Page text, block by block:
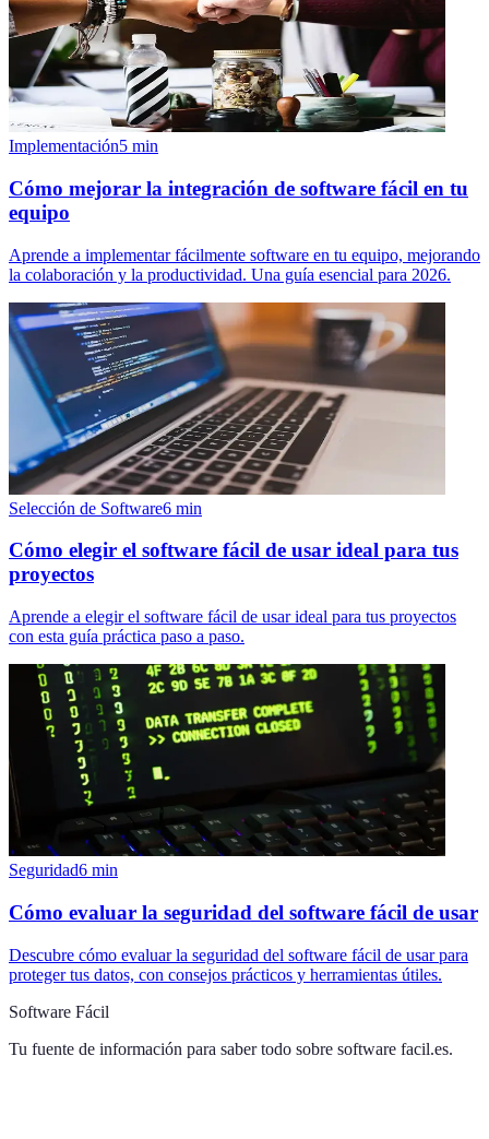
Implementación5 min
Cómo mejorar la integración de software fácil en tu
equipo
Aprende a implementar fácilmente software en tu equipo, mejorando
la colaboración y la productividad. Una guía esencial para 2026.
Selección de Software6 min
Cómo elegir el software fácil de usar ideal para tus
proyectos
Aprende a elegir el software fácil de usar ideal para tus proyectos
con esta guía práctica paso a paso.
Seguridad6 min
Cómo evaluar la seguridad del software fácil de usar
Descubre cómo evaluar la seguridad del software fácil de usar para
proteger tus datos, con consejos prácticos y herramientas útiles.
Software Fácil
Tu fuente de información para saber todo sobre software facil.es.